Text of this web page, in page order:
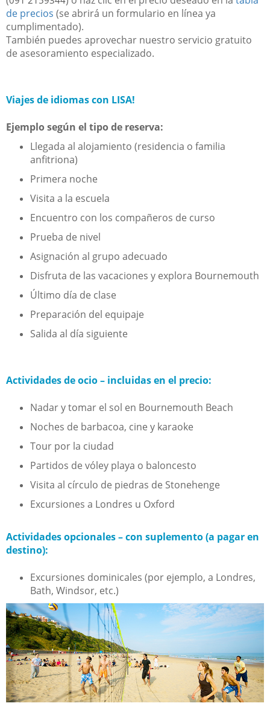
de precios (se abrirá un formulario en línea ya
cumplimentado).
También puedes aprovechar nuestro servicio gratuito
de asesoramiento especializado.
Viajes de idiomas con LISA!
Ejemplo según el tipo de reserva:
Llegada al alojamiento (residencia o familia
anfitriona)
Primera noche
Visita a la escuela
Encuentro con los compañeros de curso
Prueba de nivel
Asignación al grupo adecuado
Disfruta de las vacaciones y explora Bournemouth
Último día de clase
Preparación del equipaje
Salida al día siguiente
Actividades de ocio – incluidas en el precio:
Nadar y tomar el sol en Bournemouth Beach
Noches de barbacoa, cine y karaoke
Tour por la ciudad
Partidos de vóley playa o baloncesto
Visita al círculo de piedras de Stonehenge
Excursiones a Londres u Oxford
Actividades opcionales – con suplemento (a pagar en
destino):
Excursiones dominicales (por ejemplo, a Londres,
Bath, Windsor, etc.)